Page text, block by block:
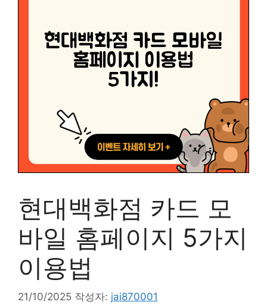
현대백화점 카드 모
바일 홈페이지 5가지
이용법
21/10/2025 작성자: jai870001